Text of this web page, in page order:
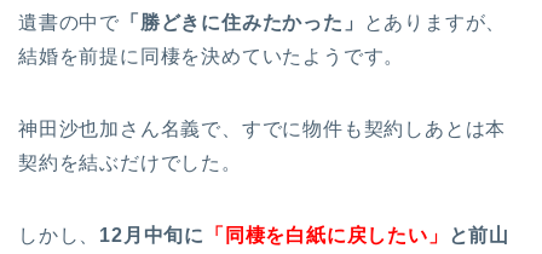
遺書の中で 「勝どきに住みたかった」
とありますが、
結婚を前提に同棲を決めていたようです。
神田沙也加さん名義で、すでに物件も契約しあとは本
契約を結ぶだけでした。
しかし、 12月中旬に 「同棲を白紙に戻したい」
と前山